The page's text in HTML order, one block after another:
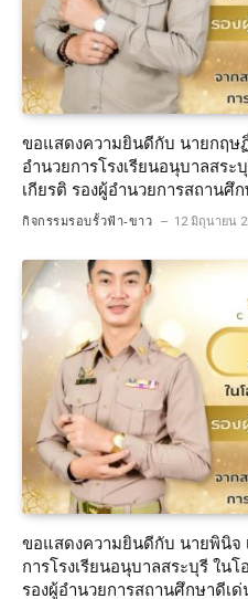
ขอแสดงความยินดีกับ นายกฤษ
อำนวยการโรงเรียนอนุบาลสระ
เกียรติ รองผู้อำนวยการสถานศึ
กิจกรรมรอบรั้วฟ้า-ขาว 12 มิถุนายน
ขอแสดงความยินดีกับ นายพินิจ
การโรงเรียนอนุบาลสระบุรี ใน
รองผู้อำนวยการสถานศึกษาดีเด่